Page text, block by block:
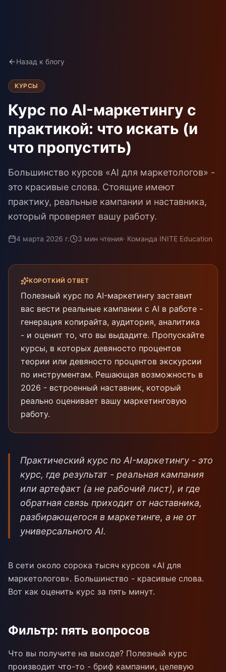
Назад к блогу
КУРСЫ
Курс по AI-маркетингу с
практикой: что искать (и
что пропустить)
Большинство курсов «AI для маркетологов» -
это красивые слова. Стоящие имеют
практику, реальные кампании и наставника,
который проверяет вашу работу.
4 марта 2026 г. 3 мин чтения· Команда INITE Education
КОРОТКИЙ ОТВЕТ
Полезный курс по AI-маркетингу заставит
вас вести реальные кампании с AI в работе -
генерация копирайта, аудитория, аналитика
- и оценит то, что вы выдадите. Пропускайте
курсы, в которых девяносто процентов
теории или девяносто процентов экскурсии
по инструментам. Решающая возможность в
2026 - встроенный наставник, который
реально оценивает вашу маркетинговую
работу.
Практический курс по AI-маркетингу - это
курс, где результат - реальная кампания
или артефакт (а не рабочий лист), и где
обратная связь приходит от наставника,
разбирающегося в маркетинге, а не от
универсального AI.
В сети около сорока тысяч курсов «AI для
маркетологов». Большинство - красивые слова.
Вот как оценить курс за пять минут.
Фильтр: пять вопросов
Что вы получите на выходе? Полезный курс
производит что-то - бриф кампании, целевую